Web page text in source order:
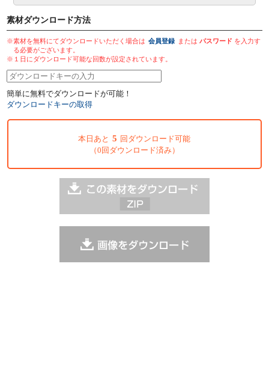
素材ダウンロード方法
※素材を無料にてダウンロードいただく場合は 会員登録 またはパスワード を入力す
る必要がございます。
※１日にダウンロード可能な回数が設定されています。
簡単に無料でダウンロードが可能！
ダウンロードキーの取得
本日あと 5 回ダウンロード可能
（0回ダウンロード済み）